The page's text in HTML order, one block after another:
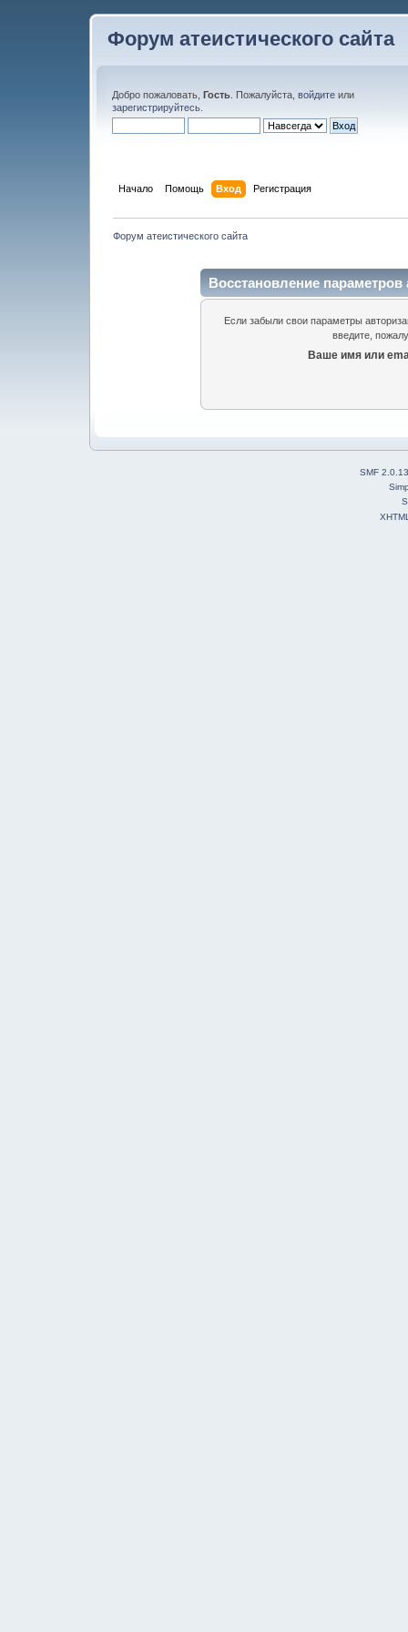
Форум атеистического сайта
Добро пожаловать, Гость . Пожалуйста, войдите или
зарегистрируйтесь
Начало Помощь Вход Регистрация
Форум атеистического сайта
Восстановление параметров
Если забыли свои параметры
введите,
Ваше имя или
SMF 2.0.13